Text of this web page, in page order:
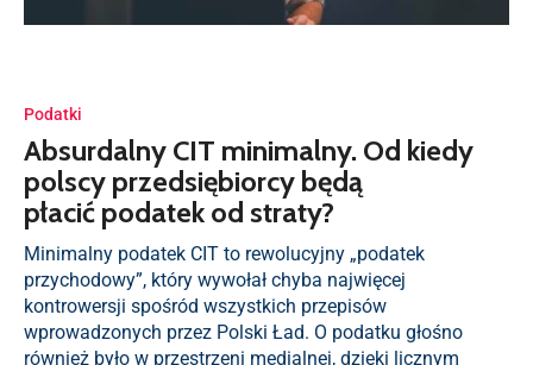
Podatki
Absurdalny CIT minimalny. Od kiedy
polscy przedsiębiorcy będą
płacić podatek od straty?
Minimalny podatek CIT to rewolucyjny „podatek
przychodowy”, który wywołał chyba najwięcej
kontrowersji spośród wszystkich przepisów
wprowadzonych przez Polski Ład. O podatku głośno
również było w przestrzeni medialnej, dzięki licznym